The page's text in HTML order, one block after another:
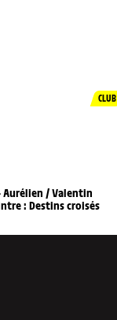
CLUB
/ Valentin
: Destins croisés